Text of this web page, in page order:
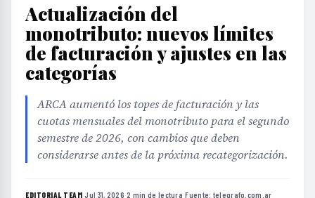
Actualización del
monotributo: nuevos límites
de facturación y ajustes en las
categorías
ARCA aumentó los topes de facturación y las
cuotas mensuales del monotributo para el segundo
semestre de 2026, con cambios que deben
considerarse antes de la próxima recategorización.
EDITORIAL TEAM·Jul 31, 2026·2 min de lectura·Fuente: telegrafo.com.ar